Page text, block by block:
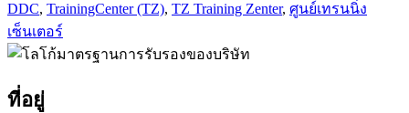
DDC, TrainingCenter (TZ), TZ Training Zenter, ศูนย์เทรนนิ่ง
เซ็นเตอร์
ที่อยู่